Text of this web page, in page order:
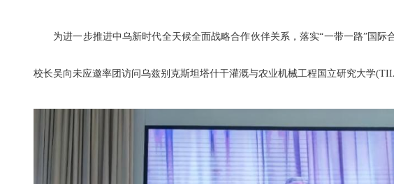
为进一步推进中乌新时代全天候全面战略合作伙伴关系，落实“一带一路”国际
校长吴向未应邀率团访问乌兹别克斯坦塔什干灌溉与农业机械工程国立研究大学